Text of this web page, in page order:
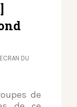
ECRAN DU
de